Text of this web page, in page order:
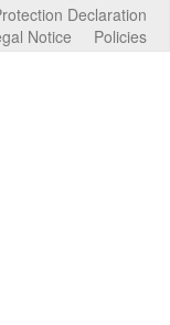
Declaration
Policies
Notice